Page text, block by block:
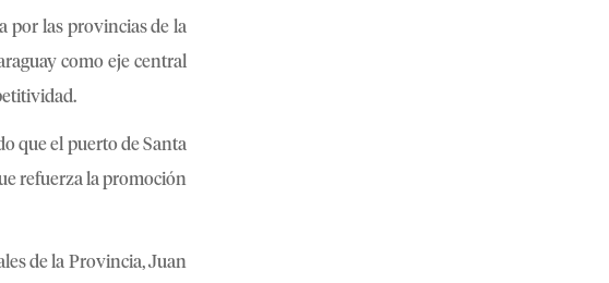
por las provincias de la
como eje central
que el puerto de Santa
refuerza la promoción
de la Provincia, Juan